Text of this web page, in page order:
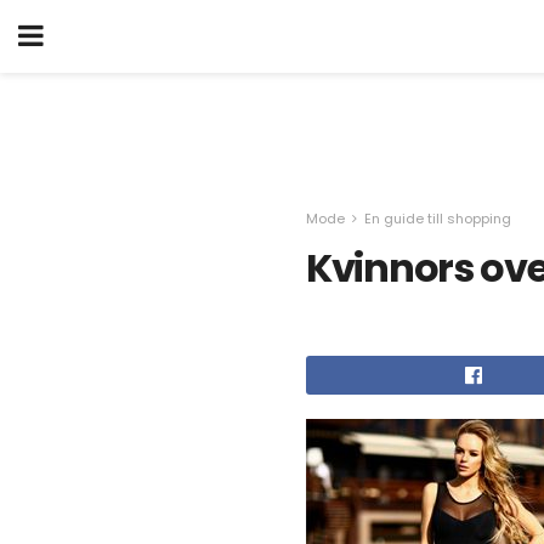
Mode En guide till shopping
Kvinnors